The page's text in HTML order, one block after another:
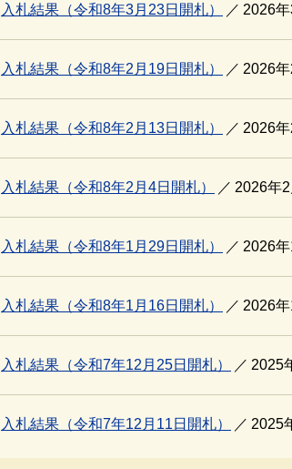
入札結果（令和8年3月23日開札） 2026
入札結果（令和8年2月19日開札） 2026
入札結果（令和8年2月13日開札） 2026
入札結果（令和8年2月4日開札） 2026年
入札結果（令和8年1月29日開札） 2026
入札結果（令和8年1月16日開札） 2026
入札結果（令和7年12月25日開札） 2025
入札結果（令和7年12月11日開札） 2025